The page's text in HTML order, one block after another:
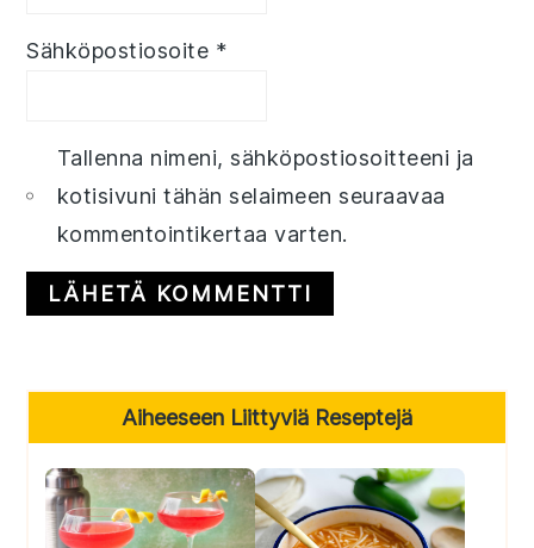
Sähköpostiosoite *
Tallenna nimeni, sähköpostiosoitteeni ja
kotisivuni tähän selaimeen seuraavaa
kommentointikertaa varten.
Primary
Sidebar
Aiheeseen Liittyviä Reseptejä